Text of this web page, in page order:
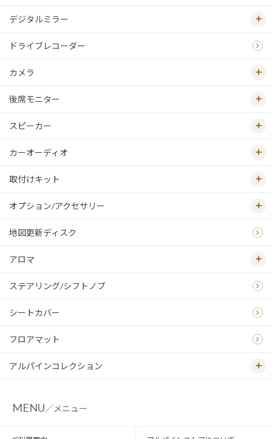
デジタルミラー
ドライブレコーダー
カメラ
後席モニター
スピーカー
カーオーディオ
取付けキット
オプション/アクセサリー
地図更新ディスク
アロマ
ステアリング/シフトノブ
シートカバー
フロアマット
アルパインコレクション
MENU／メニュー